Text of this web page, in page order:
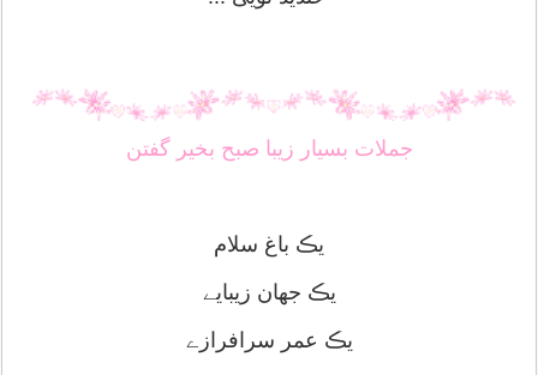
جملات بسیار زیبا صبح بخیر گفتن
یڪ باغ سلام
یڪ جهان زیبایے
یڪ عمر سرافرازے